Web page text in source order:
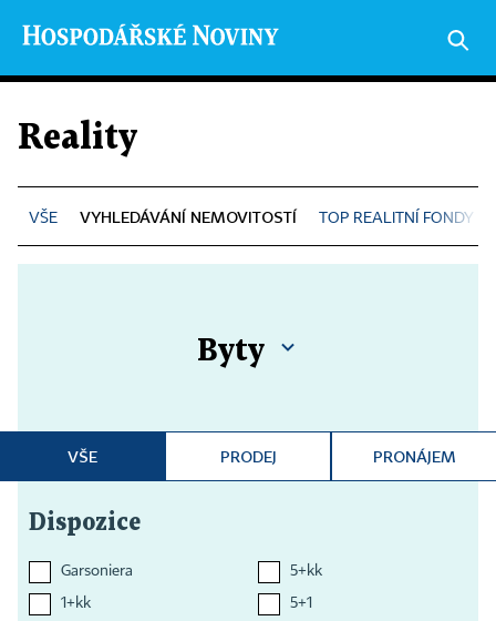
Reality
VYHLEDÁVÁNÍ NEMOVITOSTÍ TOP REALITNÍ FONDY
Byty
VŠE PRODEJ PRONÁJEM
Dispozice
Garsoniera
1+kk
5+kk
5+1